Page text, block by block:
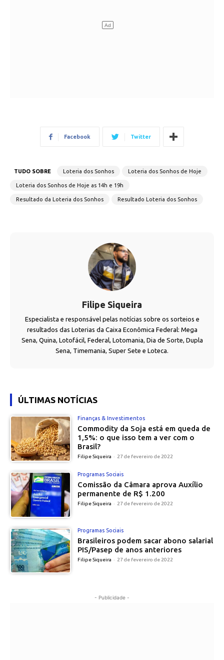
Facebook Twitter
TUDO SOBRE Loteria dos Sonhos Loteria dos Sonhos de Hoje
Loteria dos Sonhos de Hoje as 14h e 19h
Resultado da Loteria dos Sonhos Resultado Loteria dos Sonhos
Filipe Siqueira
Especialista e responsável pelas notícias sobre os sorteios e
resultados das Loterias da Caixa Econômica Federal: Mega
Sena, Quina, Lotofácil, Federal, Lotomania, Dia de Sorte, Dupla
Sena, Timemania, Super Sete e Loteca.
ÚLTIMAS NOTÍCIAS
Finanças & Investimentos
Commodity da Soja está em queda de
1,5%: o que isso tem a ver com o
Brasil?
Filipe Siqueira - 27 de fevereiro de 2022
Programas Sociais
Comissão da Câmara aprova Auxílio
permanente de R$ 1.200
Filipe Siqueira - 27 de fevereiro de 2022
Programas Sociais
Brasileiros podem sacar abono salarial
PIS/Pasep de anos anteriores
Filipe Siqueira - 27 de fevereiro de 2022
- Publicidade -